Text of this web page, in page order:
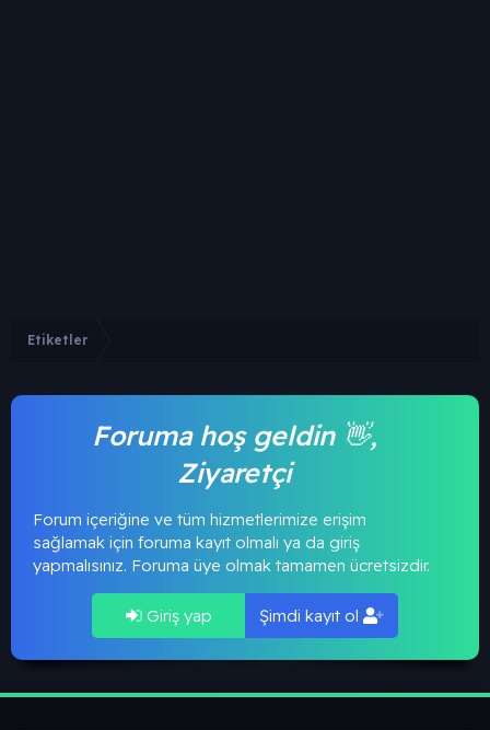
Etiketler
Foruma hoş geldin 👋,
Ziyaretçi
Forum içeriğine ve tüm hizmetlerimize erişim
sağlamak için foruma kayıt olmalı ya da giriş
yapmalısınız. Foruma üye olmak tamamen ücretsizdir.
Giriş yap Şimdi kayıt ol